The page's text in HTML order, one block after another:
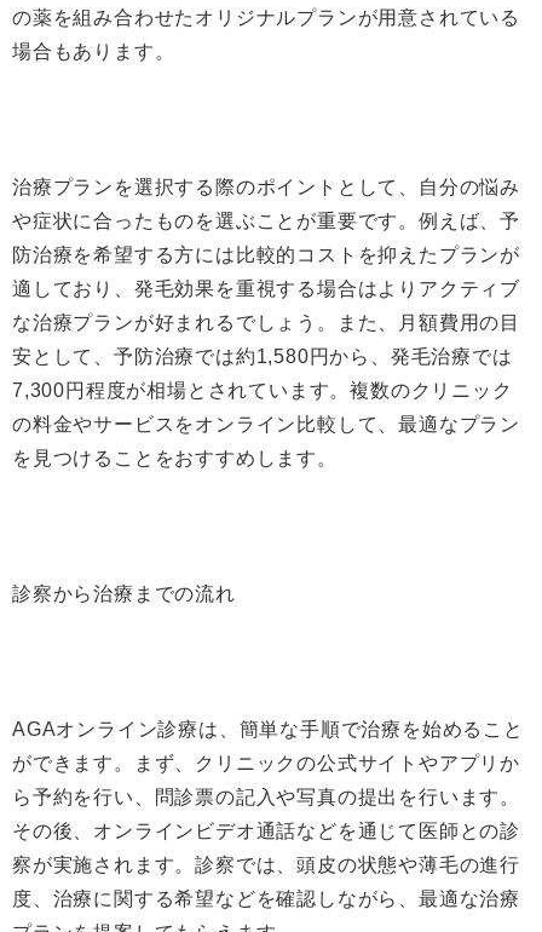
の薬を組み合わせたオリジナルプランが用意されている
場合もあります。
治療プランを選択する際のポイントとして、自分の悩み
や症状に合ったものを選ぶことが重要です。例えば、予
防治療を希望する方には比較的コストを抑えたプランが
適しており、発毛効果を重視する場合はよりアクティブ
な治療プランが好まれるでしょう。また、月額費用の目
安として、予防治療では約1,580円から、発毛治療では
7,300円程度が相場とされています。複数のクリニック
の料金やサービスをオンライン比較して、最適なプラン
を見つけることをおすすめします。
診察から治療までの流れ
AGAオンライン診療は、簡単な手順で治療を始めること
ができます。まず、クリニックの公式サイトやアプリか
ら予約を行い、問診票の記入や写真の提出を行います。
その後、オンラインビデオ通話などを通じて医師との診
察が実施されます。診察では、頭皮の状態や薄毛の進行
度、治療に関する希望などを確認しながら、最適な治療